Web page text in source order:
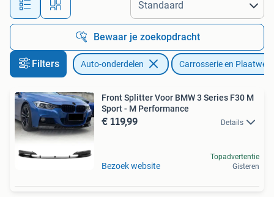
Bewaar je zoekopdracht
Filters Auto-onderdelen Carrosserie en Plaatwerk
Front Splitter Voor BMW 3 Series F30 M
Sport - M Performance
€ 119,99 Details
Bezoek website
Topadvertentie
Gisteren